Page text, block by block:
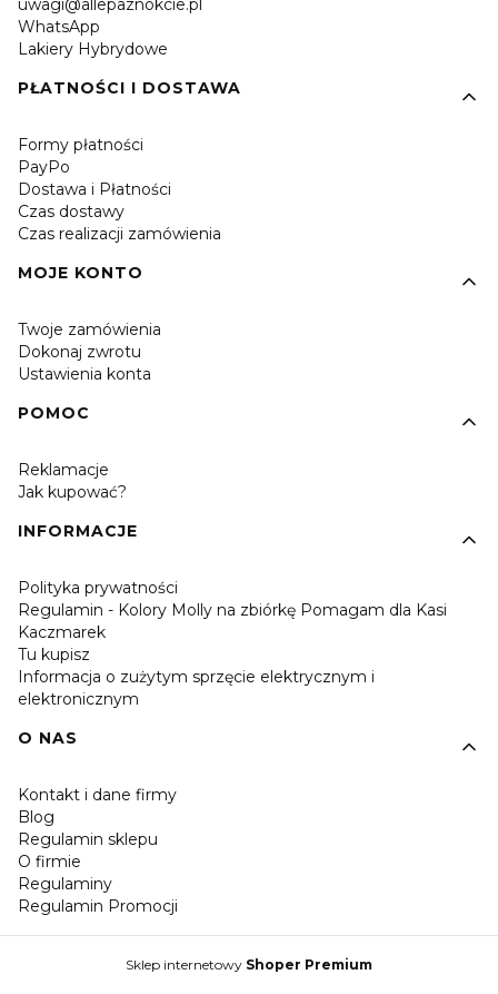
uwagi@allepaznokcie.pl
WhatsApp
Lakiery Hybrydowe
PŁATNOŚCI I DOSTAWA
Formy płatności
PayPo
Dostawa i Płatności
Czas dostawy
Czas realizacji zamówienia
MOJE KONTO
Twoje zamówienia
Dokonaj zwrotu
Ustawienia konta
POMOC
Reklamacje
Jak kupować?
INFORMACJE
Polityka prywatności
Regulamin - Kolory Molly na zbiórkę Pomagam dla Kasi
Kaczmarek
Tu kupisz
Informacja o zużytym sprzęcie elektrycznym i
elektronicznym
O NAS
Kontakt i dane firmy
Blog
Regulamin sklepu
O firmie
Regulaminy
Regulamin Promocji
Sklep internetowy Shoper Premium